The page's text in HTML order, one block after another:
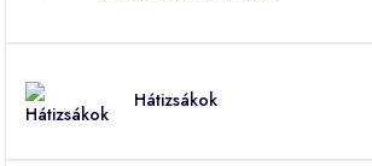
Hátizsákok